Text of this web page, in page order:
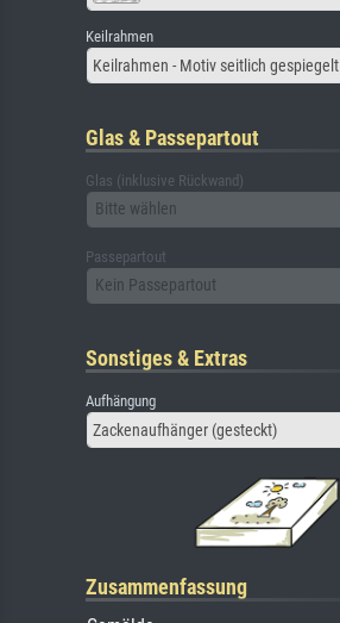
Keilrahmen
Keilrahmen - Motiv seitlich gespiegelt
Glas & Passepartout
Glas (inklusive Rückwand)
Bitte wählen
Passepartout
Kein Passepartout
Sonstiges & Extras
Aufhängung
Zackenaufhänger (gesteckt)
Zusammenfassung